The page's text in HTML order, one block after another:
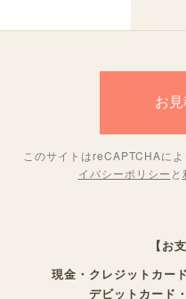
このサイトはreCAPTCHAに
イバシーポリシー と
【お
現金・クレジットカー
デビットカード